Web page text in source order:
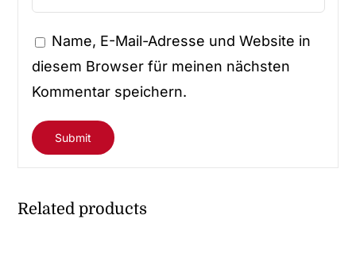
Name, E-Mail-Adresse und Website in
diesem Browser für meinen nächsten
Kommentar speichern.
Related products